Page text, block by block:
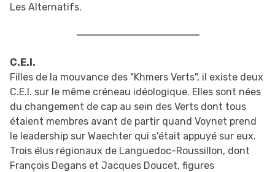
Les Alternatifs.
C.E.I.
Filles de la mouvance des "Khmers Verts", il existe deux
C.E.I. sur le même créneau idéologique. Elles sont nées
du changement de cap au sein des Verts dont tous
étaient membres avant de partir quand Voynet prend
le leadership sur Waechter qui s'était appuyé sur eux.
Trois élus régionaux de Languedoc-Roussillon, dont
François Degans et Jacques Doucet, figures